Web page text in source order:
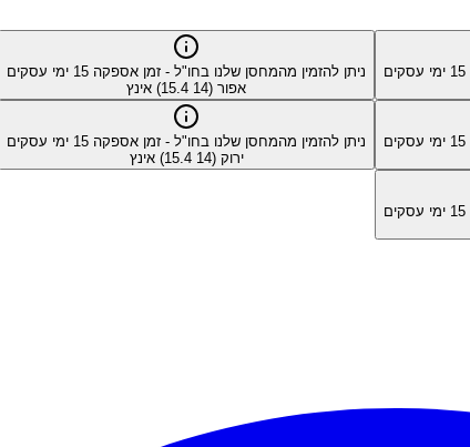
15 ימי עסקים
ניתן להזמין מהמחסן שלנו בחו"ל - זמן אספקה 15 ימי עסקים
אפור (14 15.4) אינץ
15 ימי עסקים
ניתן להזמין מהמחסן שלנו בחו"ל - זמן אספקה 15 ימי עסקים
ירוק (14 15.4) אינץ
15 ימי עסקים